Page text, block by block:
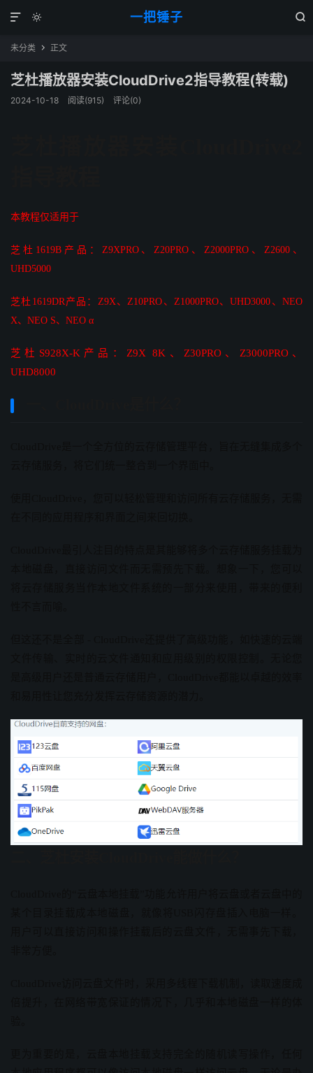
一把锤子 


未分类  正文
芝杜播放器安装CloudDrive2指导教程(转载)
2024-10-18 阅读(915) 评论(0)
本教程仅适用于
芝杜1619B产品：Z9XPRO、Z20PRO、Z2000PRO、Z2600、
UHD5000
芝杜1619DR产品：Z9X、Z10PRO、Z1000PRO、UHD3000、NEO
X、NEO S、NEO α
芝杜S928X-K产品：Z9X 8K、Z30PRO、Z3000PRO、
UHD8000